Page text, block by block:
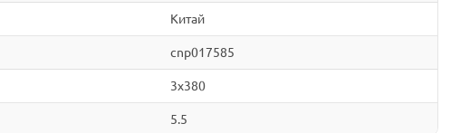
Китай
cnp017585
3x380
5.5